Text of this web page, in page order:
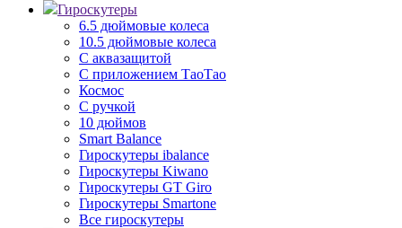
Гироскутеры
6.5 дюймовые колеса
10.5 дюймовые колеса
С аквазащитой
С приложением ТаоТао
Космос
С ручкой
10 дюймов
Smart Balance
Гироскутеры ibalance
Гироскутеры Kiwano
Гироскутеры GT Giro
Гироскутеры Smartone
Все гироскутеры